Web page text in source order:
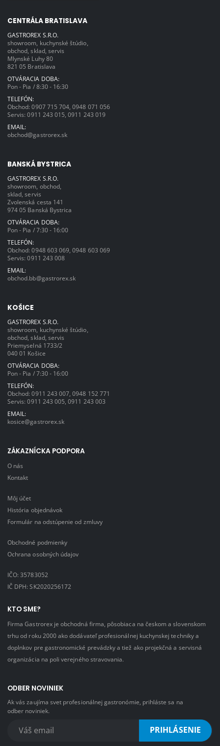
CENTRÁLA BRATISLAVA
GASTROREX S.R.O.
showroom, kuchynské štúdio,
obchod, sklad, servis
Mlynské Luhy 80
821 05 Bratislava
OTVÁRACIA DOBA:
Pon - Pia / 8:30 - 16:30
TELEFÓN:
Obchod:0907 715 704 ,0948 071 056
Servis:0911 243 015 ,0911 243 019
EMAIL:
obchod@gastrorex.sk
BANSKÁ BYSTRICA
GASTROREX S.R.O.
showroom, obchod,
sklad, servis
Zvolenská cesta 141
974 05 Banská Bystrica
OTVÁRACIA DOBA:
Pon - Pia / 7:30 - 16:00
TELEFÓN:
Obchod:0948 603 069 ,0948 603 069
Servis:0911 243 008
EMAIL:
obchod.bb@gastrorex.sk
KOŠICE
GASTROREX S.R.O.
showroom, kuchynské štúdio,
obchod, sklad, servis
Priemyselná 1733/2
040 01 Košice
OTVÁRACIA DOBA:
Pon - Pia / 7:30 - 16:00
TELEFÓN:
Obchod:0911 243 007 ,0948 152 771
Servis:0911 243 005 ,0911 243 003
EMAIL:
kosice@gastrorex.sk
ZÁKAZNÍCKA PODPORA
O nás
Kontakt
Môj účet
História objednávok
Formulár na odstúpenie od zmluvy
Obchodné podmienky
Ochrana osobných údajov
IČO: 35783052
IČ DPH: SK2020256172
KTO SME?
Firma Gastrorex je obchodná firma, pôsobiaca na českom a slovenskom
trhu od roku 2000 ako dodávateľ profesionálnej kuchynskej techniky a
doplnkov pre gastronomické prevádzky a tiež ako projekčná a servisná
organizácia na poli verejného stravovania.
ODBER NOVINIEK
Ak vás zaujíma svet profesionálnej gastronómie, prihláste sa na
odber noviniek.